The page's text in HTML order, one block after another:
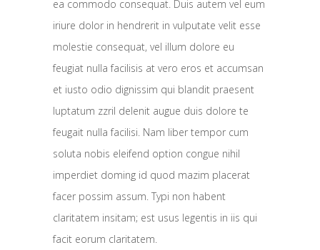
ea commodo consequat. Duis autem vel eum
iriure dolor in hendrerit in vulputate velit esse
molestie consequat, vel illum dolore eu
feugiat nulla facilisis at vero eros et accumsan
et iusto odio dignissim qui blandit praesent
luptatum zzril delenit augue duis dolore te
feugait nulla facilisi. Nam liber tempor cum
soluta nobis eleifend option congue nihil
imperdiet doming id quod mazim placerat
facer possim assum. Typi non habent
claritatem insitam; est usus legentis in iis qui
facit eorum claritatem.